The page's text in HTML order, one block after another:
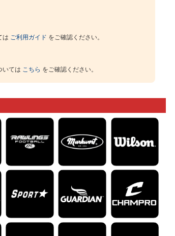
は ご利用ガイド をご確認ください。
いては こちら をご確認ください。